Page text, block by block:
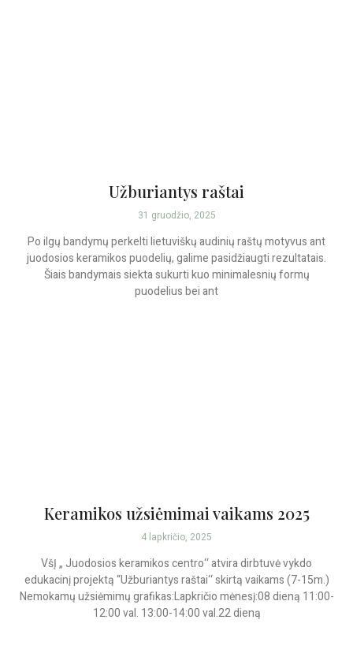
Užburiantys raštai
31 gruodžio, 2025
Po ilgų bandymų perkelti lietuviškų audinių raštų motyvus ant
juodosios keramikos puodelių, galime pasidžiaugti rezultatais.
Šiais bandymais siekta sukurti kuo minimalesnių formų
puodelius bei ant
Keramikos užsiėmimai vaikams 2025
4 lapkričio, 2025
VšĮ „ Juodosios keramikos centro‘‘ atvira dirbtuvė vykdo
edukacinį projektą “Užburiantys raštai‘‘ skirtą vaikams (7-15m.)
Nemokamų užsiėmimų grafikas:Lapkričio mėnesį:08 dieną 11:00-
12:00 val. 13:00-14:00 val.22 dieną